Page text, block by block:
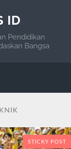
ID
Pendidikan
Bangsa
STICKY POST